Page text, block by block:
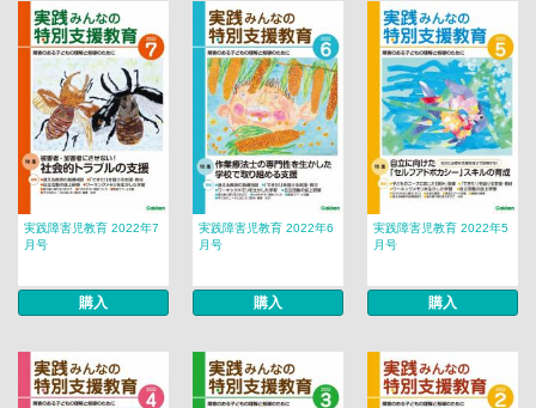
実践障害児教育 2022年7
月号
購入
実践障害児教育 2022年6
月号
購入
実践障害児教育 2022年5
月号
購入